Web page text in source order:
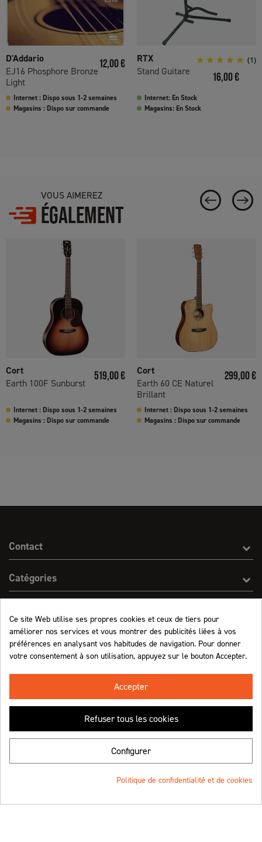
D'Addario
EJ16 Phosphore Bronze
Light
Prix
12,00 €
Internet : Dispo sous 1-2 semaines
Magasins : Dispo sur commande
RTX
Stand Guitare
(1)
Prix
16,00 €
Internet: En Stock
Magasins: En Stock
VOUS AIMEREZ
ÉGALEMENT
Cort
Earth 100F Sunburst
Prix
519,00 €
Internet : Dispo sous 1-2 semaines
Magasins : Dispo sur commande
Cort
Earth 60 CE Naturel
Brillant
Prix
299,00 €
Internet : Dispo sous 1-2 semaines
Magasins : Dispo sur commande
Contact
Catégories
Informations
Retrouvez-nous !
Ce site Web utilise ses propres cookies et ceux de tiers pour
améliorer nos services et vous montrer des publicités liées à vos
préférences en analysant vos habitudes de navigation. Pour donner
votre consentement à son utilisation, appuyez sur le bouton Accepter.
Accepter
Refuser tous les cookies
Configurer
Politique de confidentialité et de cookies